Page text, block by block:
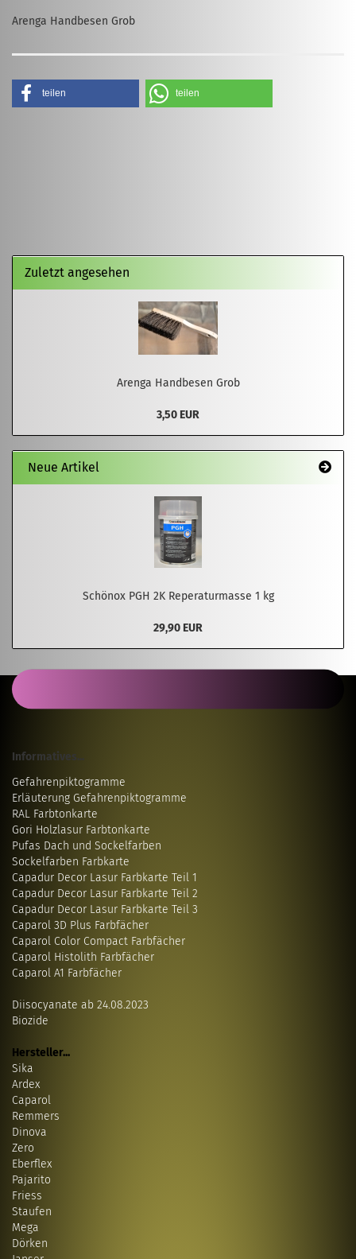
Arenga Handbesen Grob
teilen teilen
Zuletzt angesehen
Arenga Handbesen Grob
3,50 EUR
Neue Artikel
Schönox PGH 2K Reperaturmasse 1 kg
29,90 EUR
Informatives...
Gefahrenpiktogramme
Erläuterung Gefahrenpiktogramme
RAL Farbtonkarte
Gori Holzlasur Farbtonkarte
Pufas Dach und Sockelfarben
Sockelfarben Farbkarte
Capadur Decor Lasur Farbkarte Teil 1
Capadur Decor Lasur Farbkarte Teil 2
Capadur Decor Lasur Farbkarte Teil 3
Caparol 3D Plus Farbfächer
Caparol Color Compact Farbfächer
Caparol Histolith Farbfächer
Caparol A1 Farbfächer
Diisocyanate ab 24.08.2023
Biozide
Hersteller...
Sika
Ardex
Caparol
Remmers
Dinova
Zero
Eberflex
Pajarito
Friess
Staufen
Mega
Dörken